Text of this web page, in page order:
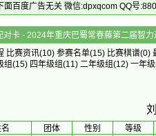
面百度广告无关 微信:dpxqcom QQ号
配对卡 - 2024年重庆巴蜀常春
比赛资讯(10) 参赛名单(15) 比赛棋谱(0)
组(15) 四年级组(11) 二年级组(12) 一年
团体 性别
等级